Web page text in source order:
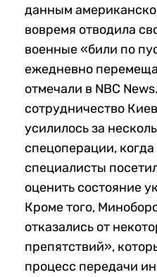
данным
вовремя отводила
военные «били по
ежедневно
отмечали в NBC
сотрудничество
усилилось за
спецоперации,
специалисты
оценить состояние
Кроме того,
отказались от
препятствий»,
процесс передачи